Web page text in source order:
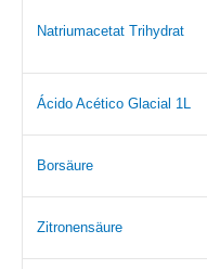
Natriumacetat Trihydrat
Ácido Acético Glacial 1L
Borsäure
Zitronensäure